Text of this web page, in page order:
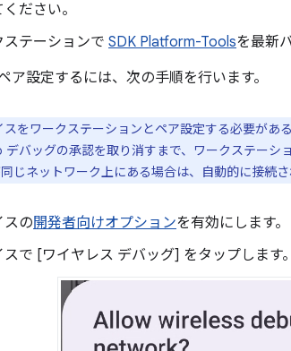
ください。
ステーションで SDK Platform-Toolsを最新
ア設定するには、次の手順を行います。
スをワークステーションとペア設定する必要があ
デバッグの承認を取り消すまで、ワークステーシ
じネットワーク上にある場合は、自動的に接続さ
スの開発者向けオプションを有効にします。
スで [ワイヤレス デバッグ] をタップします。